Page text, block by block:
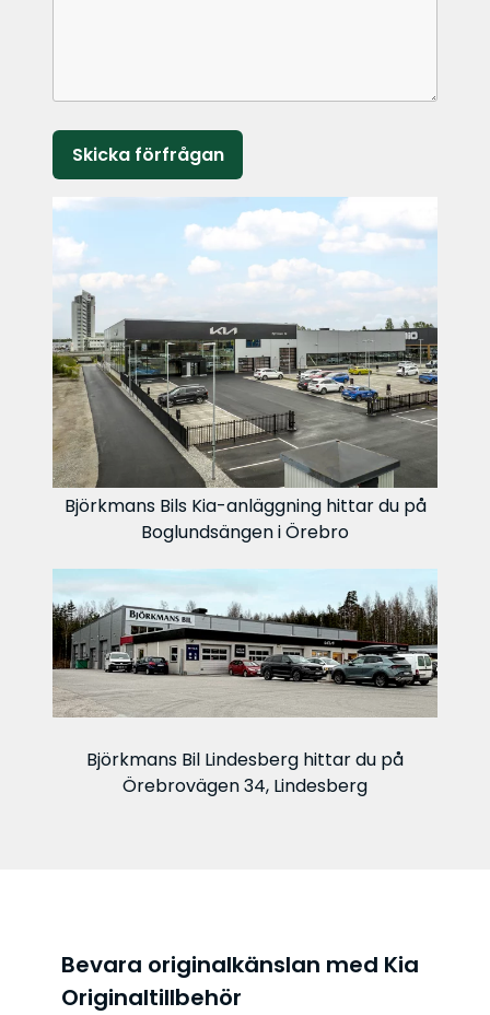
Lämna detta fält tomt.
Björkmans Bils Kia-anläggning hittar du på
Boglundsängen i Örebro
Björkmans Bil Lindesberg hittar du på
Örebrovägen 34, Lindesberg
Bevara originalkänslan med Kia
Originaltillbehör